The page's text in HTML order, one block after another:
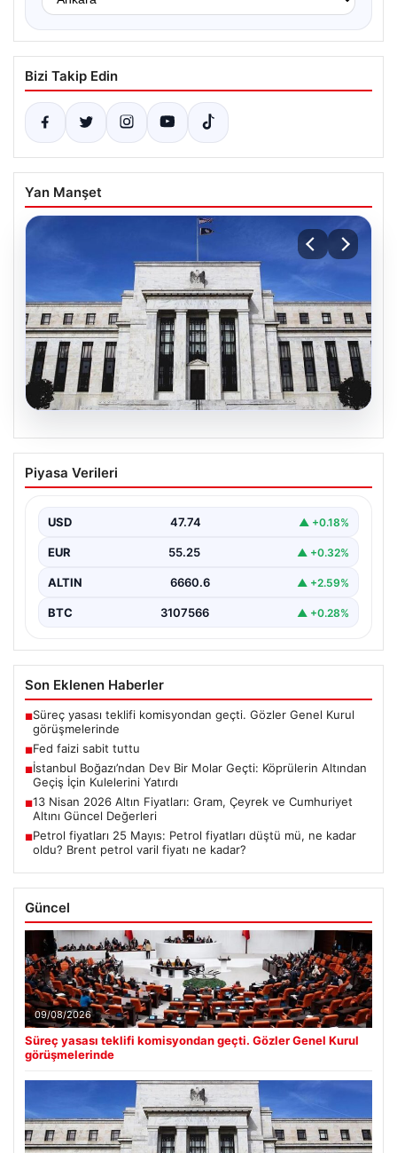
Bizi Takip Edin
Yan Manşet
07.08.2026
Fed faizi sabit tuttu
Piyasa Verileri
USD 47.74 ▲ +0.18%
EUR 55.25 ▲ +0.32%
ALTIN 6660.6 ▲ +2.59%
BTC 3107566 ▲ +0.28%
Son Eklenen Haberler
■Süreç yasası teklifi komisyondan geçti. Gözler Genel Kurul
görüşmelerinde
■Fed faizi sabit tuttu
■İstanbul Boğazı’ndan Dev Bir Molar Geçti: Köprülerin Altından
Geçiş İçin Kulelerini Yatırdı
■13 Nisan 2026 Altın Fiyatları: Gram, Çeyrek ve Cumhuriyet
Altını Güncel Değerleri
■Petrol fiyatları 25 Mayıs: Petrol fiyatları düştü mü, ne kadar
oldu? Brent petrol varil fiyatı ne kadar?
Güncel
09/08/2026
Süreç yasası teklifi komisyondan geçti. Gözler Genel Kurul
görüşmelerinde